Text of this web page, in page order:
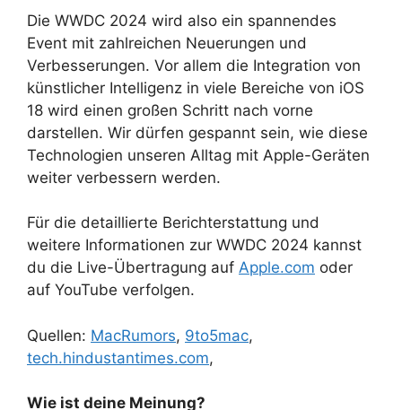
Die WWDC 2024 wird also ein spannendes
Event mit zahlreichen Neuerungen und
Verbesserungen. Vor allem die Integration von
künstlicher Intelligenz in viele Bereiche von iOS
18 wird einen großen Schritt nach vorne
darstellen. Wir dürfen gespannt sein, wie diese
Technologien unseren Alltag mit Apple-Geräten
weiter verbessern werden.
Für die detaillierte Berichterstattung und
weitere Informationen zur WWDC 2024 kannst
du die Live-Übertragung auf Apple.com oder
auf YouTube verfolgen.
Quellen: MacRumors, 9to5mac,
tech.hindustantimes.com,
Wie ist deine Meinung?